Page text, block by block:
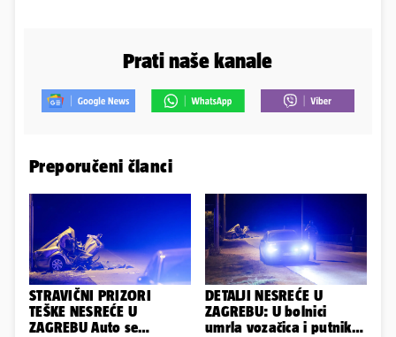
Prati naše kanale
Preporučeni članci
STRAVIČNI PRIZORI
TEŠKE NESREĆE U
ZAGREBU Auto se
DETALJI NESREĆE U
ZAGREBU: U bolnici
umrla vozačica i putnik,